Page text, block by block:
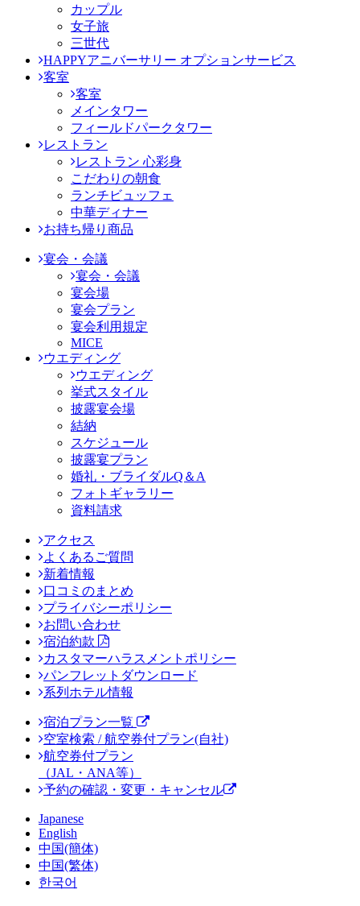
カップル
女子旅
三世代
HAPPYアニバーサリー オプションサービス
客室
客室
メインタワー
フィールドパークタワー
レストラン
レストラン 心彩身
こだわりの朝食
ランチビュッフェ
中華ディナー
お持ち帰り商品
宴会・会議
宴会・会議
宴会場
宴会プラン
宴会利用規定
MICE
ウエディング
ウエディング
挙式スタイル
披露宴会場
結納
スケジュール
披露宴プラン
婚礼・ブライダルQ＆A
フォトギャラリー
資料請求
アクセス
よくあるご質問
新着情報
口コミのまとめ
プライバシーポリシー
お問い合わせ
宿泊約款
カスタマーハラスメントポリシー
パンフレットダウンロード
系列ホテル情報
宿泊プラン一覧
空室検索 / 航空券付プラン(自社)
航空券付プラン
（JAL・ANA等）
予約の確認・変更・キャンセル
Japanese
English
中国(簡体)
中国(繁体)
한국어